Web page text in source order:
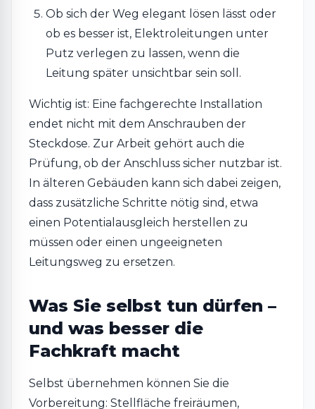
Ob sich der Weg elegant lösen lässt oder
ob es besser ist, Elektroleitungen unter
Putz verlegen zu lassen, wenn die
Leitung später unsichtbar sein soll.
Wichtig ist: Eine fachgerechte Installation
endet nicht mit dem Anschrauben der
Steckdose. Zur Arbeit gehört auch die
Prüfung, ob der Anschluss sicher nutzbar ist.
In älteren Gebäuden kann sich dabei zeigen,
dass zusätzliche Schritte nötig sind, etwa
einen Potentialausgleich herstellen zu
müssen oder einen ungeeigneten
Leitungsweg zu ersetzen.
Was Sie selbst tun dürfen –
und was besser die
Fachkraft macht
Selbst übernehmen können Sie die
Vorbereitung: Stellfläche freiräumen,